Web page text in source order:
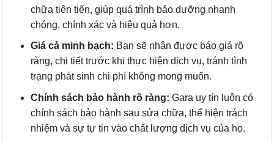
chữa tiên tiến, giúp quá trình bảo dưỡng nhanh
chóng, chính xác và hiệu quả hơn.
Giá cả minh bạch: Bạn sẽ nhận được báo giá rõ
ràng, chi tiết trước khi thực hiện dịch vụ, tránh tình
trạng phát sinh chi phí không mong muốn.
Chính sách bảo hành rõ ràng: Gara uy tín luôn có
chính sách bảo hành sau sửa chữa, thể hiện trách
nhiệm và sự tự tin vào chất lượng dịch vụ của họ.